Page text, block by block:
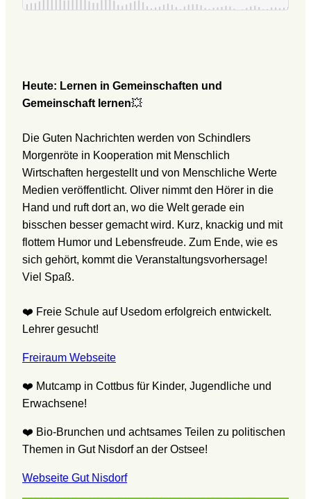
Heute: Lernen in Gemeinschaften und
Gemeinschaft lernen💥
Die Guten Nachrichten werden von Schindlers
Morgenröte in Kooperation mit Menschlich
Wirtschaften hergestellt und von Menschliche Werte
Medien veröffentlicht. Oliver nimmt den Hörer in die
Hand und ruft dort an, wo die Welt gerade ein
bisschen besser gemacht wird. Kurz, knackig und mit
flottem Humor und Lebensfreude. Zum Ende, wie es
sich gehört, kommt die Veranstaltungsvorhersage!
Viel Spaß.
❤️ Freie Schule auf Usedom erfolgreich entwickelt.
Lehrer gesucht!
Freiraum Webseite
❤️ Mutcamp in Cottbus für Kinder, Jugendliche und
Erwachsene!
❤️ Bio-Brunchen und achtsames Teilen zu politischen
Themen in Gut Nisdorf an der Ostsee!
Webseite Gut Nisdorf